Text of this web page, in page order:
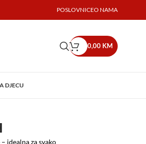
POSLOVNICEO NAMA
0,00 KM
DJECU
idealna za svako